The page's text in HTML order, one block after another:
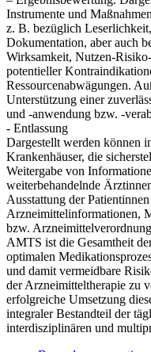
Instrumente und
z. B. bezüglich
Dokumentation, aber auch
Wirksamkeit, Nutzen-
potentieller
Ressourcenabwägungen.
Unterstützung einer
und -anwendung bzw. -
- Entlassung
Dargestellt werden können
Krankenhäuser, die
Weitergabe von
weiterbehandelnde
Ausstattung der
Arzneimittelinformationen,
bzw.
AMTS ist die Gesamtheit
optimalen
und damit vermeidbare
der Arzneimitteltherapie zu
erfolgreiche Umsetzung
integraler Bestandteil der
interdisziplinären und